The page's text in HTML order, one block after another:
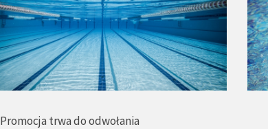
Promocja trwa do odwołania